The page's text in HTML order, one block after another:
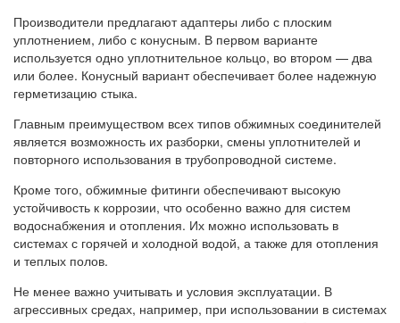
Производители предлагают адаптеры либо с плоским
уплотнением, либо с конусным. В первом варианте
используется одно уплотнительное кольцо, во втором — два
или более. Конусный вариант обеспечивает более надежную
герметизацию стыка.
Главным преимуществом всех типов обжимных соединителей
является возможность их разборки, смены уплотнителей и
повторного использования в трубопроводной системе.
Кроме того, обжимные фитинги обеспечивают высокую
устойчивость к коррозии, что особенно важно для систем
водоснабжения и отопления. Их можно использовать в
системах с горячей и холодной водой, а также для отопления
и теплых полов.
Не менее важно учитывать и условия эксплуатации. В
агрессивных средах, например, при использовании в системах